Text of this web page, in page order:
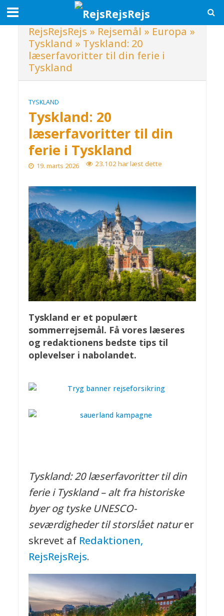
RejsRejsRejs » Rejsemål » Europa »
Tyskland » Tyskland: 20
læserfavoritter til din ferie i
Tyskland
TYSKLAND
Tyskland: 20
læserfavoritter til din
ferie i Tyskland
19. marts 2026 23.102 har læst dette
Tyskland er et populært
sommerrejsemål. Få vores læseres
og redaktionens bedste tips til
oplevelser i nabolandet.
Tyskland: 20 læserfavoritter til din
ferie i Tyskland – alt fra historiske
byer og tyske UNESCO-
seværdigheder til storslået naturer
skrevet af Redaktionen,
RejsRejsRejs.